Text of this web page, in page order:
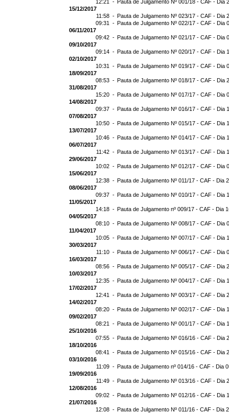
12:21 - Pauta de Julgamento Nº 001/18 - CAF - Dia
15/12/2017
11:58 - Pauta de Julgamento Nº 023/17 - CAF - Dia
09:31 - Pauta de Julgamento Nº 022/17 - CAF - Dia
06/11/2017
09:42 - Pauta de Julgamento Nº 021/17 - CAF - Dia
09/10/2017
09:14 - Pauta de Julgamento Nº 020/17 - CAF - Dia
02/10/2017
10:31 - Pauta de Julgamento Nº 019/17 - CAF - Dia
18/09/2017
08:53 - Pauta de Julgamento Nº 018/17 - CAF - Dia
31/08/2017
15:20 - Pauta de Julgamento Nº 017/17 - CAF - Dia
14/08/2017
09:37 - Pauta de Julgamento Nº 016/17 - CAF - Dia
07/08/2017
10:50 - Pauta de Julgamento Nº 015/17 - CAF - Dia
13/07/2017
10:46 - Pauta de Julgamento Nº 014/17 - CAF - Dia
06/07/2017
11:42 - Pauta de Julgamento Nº 013/17 - CAF - Dia
29/06/2017
10:02 - Pauta de Julgamento Nº 012/17 - CAF - Dia
15/06/2017
12:38 - Pauta de Julgamento Nº 011/17 - CAF - Dia
08/06/2017
09:37 - Pauta de Julgamento Nº 010/17 - CAF - Dia
11/05/2017
14:18 - Pauta de Julgamento nº 009/17 - CAF - Dia
04/05/2017
08:10 - Pauta de Julgamento Nº 008/17 - CAF - Dia
11/04/2017
10:05 - Pauta de Julgamento Nº 007/17 - CAF - Dia
30/03/2017
11:10 - Pauta de Julgamento Nº 006/17 - CAF - Dia
16/03/2017
08:56 - Pauta de Julgamento Nº 005/17 - CAF - Dia
10/03/2017
12:35 - Pauta de Julgamento Nº 004/17 - CAF - Dia
17/02/2017
12:41 - Pauta de Julgamento Nº 003/17 - CAF - Dia
14/02/2017
08:20 - Pauta de Julgamento Nº 002/17 - CAF - Dia
09/02/2017
08:21 - Pauta de Julgamento Nº 001/17 - CAF - Dia
25/10/2016
07:55 - Pauta de Julgamento Nº 016/16 - CAF - Dia
18/10/2016
08:41 - Pauta de Julgamento Nº 015/16 - CAF - Dia
03/10/2016
11:09 - Pauta de Julgamento nº 014/16 - CAF - Dia
19/09/2016
11:49 - Pauta de Julgamento Nº 013/16 - CAF - Dia
12/08/2016
09:02 - Pauta de Julgamento Nº 012/16 - CAF - Dia
21/07/2016
12:08 - Pauta de Julgamento Nº 011/16 - CAF - Dia